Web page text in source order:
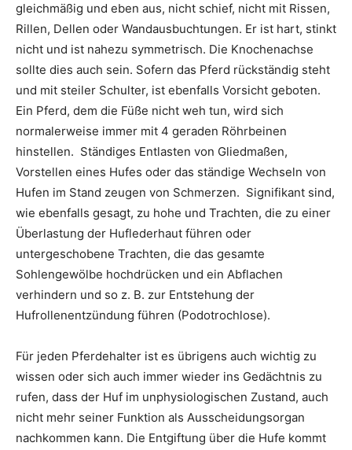
gleichmäßig und eben aus, nicht schief, nicht mit Rissen,
Rillen, Dellen oder Wandausbuchtungen. Er ist hart, stinkt
nicht und ist nahezu symmetrisch. Die Knochenachse
sollte dies auch sein. Sofern das Pferd rückständig steht
und mit steiler Schulter, ist ebenfalls Vorsicht geboten.
Ein Pferd, dem die Füße nicht weh tun, wird sich
normalerweise immer mit 4 geraden Röhrbeinen
hinstellen. Ständiges Entlasten von Gliedmaßen,
Vorstellen eines Hufes oder das ständige Wechseln von
Hufen im Stand zeugen von Schmerzen. Signifikant sind,
wie ebenfalls gesagt, zu hohe und Trachten, die zu einer
Überlastung der Huflederhaut führen oder
untergeschobene Trachten, die das gesamte
Sohlengewölbe hochdrücken und ein Abflachen
verhindern und so z. B. zur Entstehung der
Hufrollenentzündung führen (Podotrochlose).
Für jeden Pferdehalter ist es übrigens auch wichtig zu
wissen oder sich auch immer wieder ins Gedächtnis zu
rufen, dass der Huf im unphysiologischen Zustand, auch
nicht mehr seiner Funktion als Ausscheidungsorgan
nachkommen kann. Die Entgiftung über die Hufe kommt